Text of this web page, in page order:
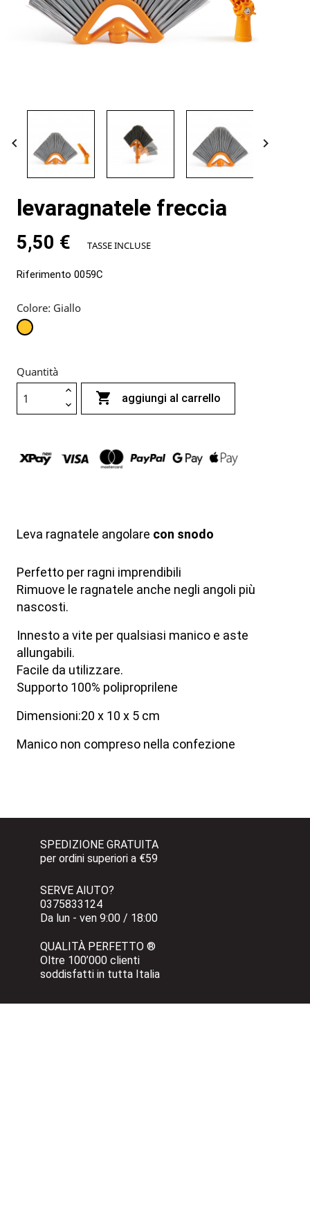
 
levaragnatele freccia
5,50 € TASSE INCLUSE
Riferimento 0059C
Colore: Giallo
Giallo
Quantità
 aggiungi al carrello
Leva ragnatele angolare con snodo
Perfetto per ragni imprendibili
Rimuove le ragnatele anche negli angoli più
nascosti.
Innesto a vite per qualsiasi manico e aste
allungabili.
Facile da utilizzare.
Supporto 100% poliproprilene
Dimensioni:20 x 10 x 5 cm
Manico non compreso nella confezione
SPEDIZIONE GRATUITA
per ordini superiori a €59
SERVE AIUTO?
0375833124
Da lun - ven 9:00 / 18:00
QUALITÀ PERFETTO ®
Oltre 100’000 clienti
soddisfatti in tutta Italia